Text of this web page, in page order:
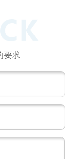
要求